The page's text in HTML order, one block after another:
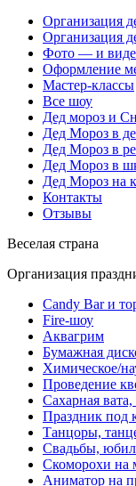
Организация
Организация
Фото — и
Оформление
Мастер-классы
Все шоу
Дед мороз и
Дед Мороз в
Дед Мороз в
Дед Мороз в
Дед Мороз на
Контакты
Отзывы
Веселая страна
Организация
Candy Bar и
Fire-шоу
Аквагрим
Бумажная
Химическое/
Проведение
Сахарная
Праздник под
Танцоры,
Свадьбы,
Скоморохи на
Аниматор на